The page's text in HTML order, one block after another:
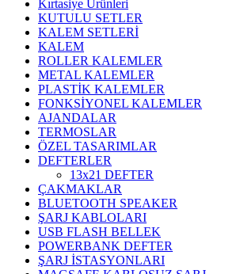
Kırtasiye Ürünleri
KUTULU SETLER
KALEM SETLERİ
KALEM
ROLLER KALEMLER
METAL KALEMLER
PLASTİK KALEMLER
FONKSİYONEL KALEMLER
AJANDALAR
TERMOSLAR
ÖZEL TASARIMLAR
DEFTERLER
13x21 DEFTER
ÇAKMAKLAR
BLUETOOTH SPEAKER
ŞARJ KABLOLARI
USB FLASH BELLEK
POWERBANK DEFTER
ŞARJ İSTASYONLARI